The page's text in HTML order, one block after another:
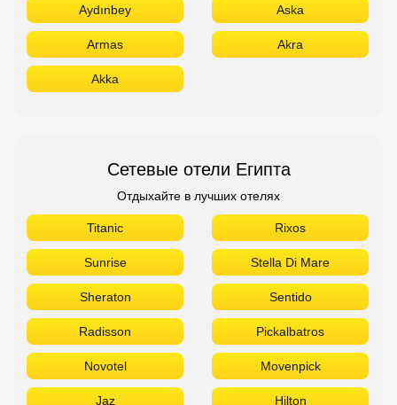
Aydınbey Aska
Armas Akra
Akka
Сетевые отели Египта
Отдыхайте в лучших отелях
Titanic Rixos
Sunrise Stella Di Mare
Sheraton Sentido
Radisson Pickalbatros
Novotel Movenpick
Jaz Hilton